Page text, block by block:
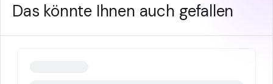
Das könnte Ihnen auch gefallen